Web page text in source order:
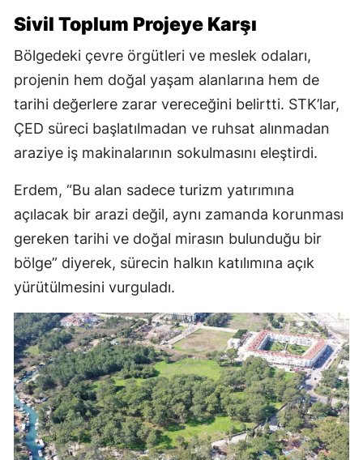
Sivil Toplum Projeye Karşı
Bölgedeki çevre örgütleri ve meslek odaları,
projenin hem doğal yaşam alanlarına hem de
tarihi değerlere zarar vereceğini belirtti. STK’lar,
ÇED süreci başlatılmadan ve ruhsat alınmadan
araziye iş makinalarının sokulmasını eleştirdi.
Erdem, “Bu alan sadece turizm yatırımına
açılacak bir arazi değil, aynı zamanda korunması
gereken tarihi ve doğal mirasın bulunduğu bir
bölge” diyerek, sürecin halkın katılımına açık
yürütülmesini vurguladı.